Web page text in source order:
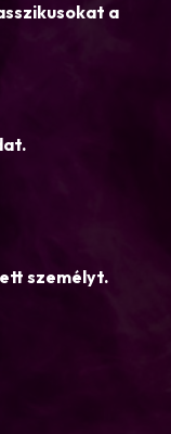
a
személyt.